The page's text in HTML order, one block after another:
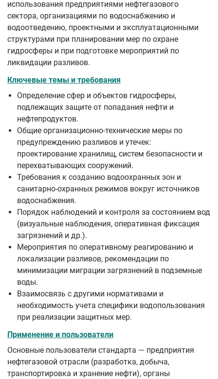
использования предприятиями нефтегазового
сектора, организациями по водоснабжению и
водоотведению, проектными и эксплуатационными
структурами при планировании мер по охране
гидросферы и при подготовке мероприятий по
ликвидации разливов.
Ключевые темы и требования
Определение сфер и объектов гидросферы,
подлежащих защите от попадания нефти и
нефтепродуктов.
Общие организационно-технические меры по
предупреждению разливов и утечек:
проектирование хранилищ, систем безопасности и
перехватывающих сооружений.
Требования к созданию водоохранных зон и
санитарно-охранных режимов вокруг источников
водоснабжения.
Порядок наблюдений и контроля за состоянием вод
(визуальные наблюдения, оперативная фиксация
загрязнений и др.).
Мероприятия по оперативному реагированию и
локализации разливов, рекомендации по
минимизации миграции загрязнений в подземные
воды.
Взаимосвязь с другими нормативами и
необходимость учета специфики водопользования
при реализации защитных мер.
Применение и пользователи
Основные пользователи стандарта — предприятия
нефтегазовой отрасли (разработка, добыча,
транспортировка и хранение нефти), органы